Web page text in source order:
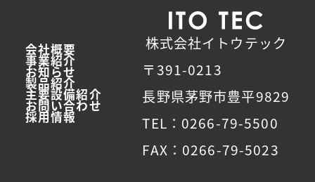
株式会社イトウテック
〒391-0213
長野県茅野市豊平9829
TEL：0266-79-5500
FAX：0266-79-5023
会社概要
事業紹介
お知らせ
製品紹介
主要設備紹介
お問い合わせ
採用情報